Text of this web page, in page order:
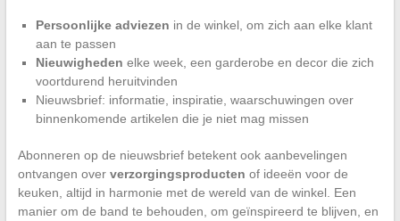
Persoonlijke adviezen in de winkel, om zich aan elke klant
aan te passen
Nieuwigheden elke week, een garderobe en decor die zich
voortdurend heruitvinden
Nieuwsbrief: informatie, inspiratie, waarschuwingen over
binnenkomende artikelen die je niet mag missen
Abonneren op de nieuwsbrief betekent ook aanbevelingen
ontvangen over verzorgingsproducten of ideeën voor de
keuken, altijd in harmonie met de wereld van de winkel. Een
manier om de band te behouden, om geïnspireerd te blijven, en